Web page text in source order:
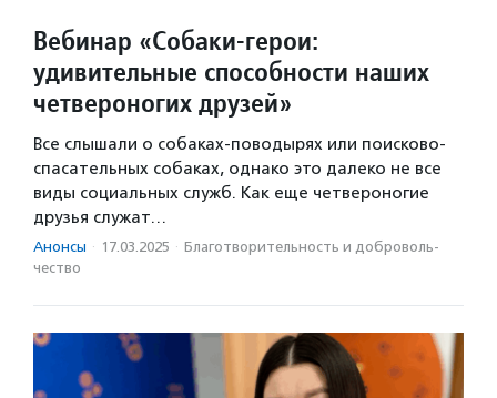
Вебинар «Собаки-герои:
удивительные способности наших
четвероногих друзей»
Все слышали о собаках-поводырях или поисково-
спасательных собаках, однако это далеко не все
виды социальных служб. Как еще четвероногие
друзья служат…
Анонсы · 17.03.2025 · Благотвори­тель­ность и доброволь­
чест­во